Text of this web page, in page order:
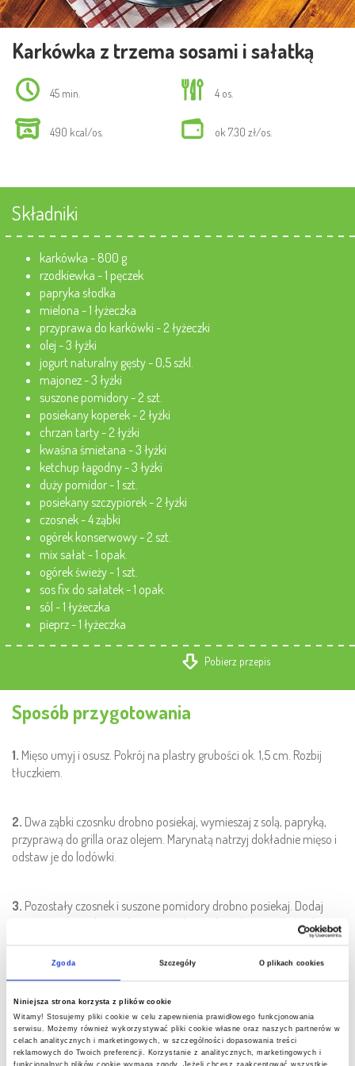
Zgoda Szczegóły O plikach cookies
Niniejsza strona korzysta z plików cookie
Witamy! Stosujemy pliki cookie w celu zapewnienia prawidłowego funkcjonowania
serwisu. Możemy również wykorzystywać pliki cookie własne oraz naszych partnerów w
celach analitycznych i marketingowych, w szczególności dopasowania treści
reklamowych do Twoich preferencji. Korzystanie z analitycznych, marketingowych i
Karkówka z trzema sosami i sałatką
45 min. 4 os.
490 kcal/os. ok 7.30 zł/os.
Składniki
karkówka - 800 g
rzodkiewka - 1 pęczek
papryka słodka
mielona - 1 łyżeczka
przyprawa do karkówki - 2 łyżeczki
olej - 3 łyżki
jogurt naturalny gęsty - 0,5 szkl.
majonez - 3 łyżki
suszone pomidory - 2 szt.
posiekany koperek - 2 łyżki
chrzan tarty - 2 łyżki
kwaśna śmietana - 3 łyżki
ketchup łagodny - 3 łyżki
duży pomidor - 1 szt.
posiekany szczypiorek - 2 łyżki
czosnek - 4 ząbki
ogórek konserwowy - 2 szt.
mix sałat - 1 opak.
ogórek świeży - 1 szt.
sos fix do sałatek - 1 opak.
sól - 1 łyżeczka
pieprz - 1 łyżeczka
Pobierz przepis
Sposób przygotowania
1. Mięso umyj i osusz. Pokrój na plastry grubości ok. 1,5 cm. Rozbij
tłuczkiem.
2. Dwa ząbki czosnku drobno posiekaj, wymieszaj z solą, papryką,
przyprawą do grilla oraz olejem. Marynatą natrzyj dokładnie mięso i
odstaw je do lodówki.
3. Pozostały czosnek i suszone pomidory drobno posiekaj. Dodaj
jogurt, majonez i koperek. Dopraw do smaku solą i pieprzem. Chrzan
połącz ze śmietaną. Dopraw do smaku solą i pieprzem. Pomidora
sparz, obierz ze skórki i usuń z niego gniazdo nasienne. Ogórki
konserwowe i pomidora pokrój w drobną kostkę, a następnie
pokrojonym w plasterki ogórkiem i posiekanymi rzodkiewkami. Zalej
sosem fix przygotowanym według przepisu na opakowaniu.